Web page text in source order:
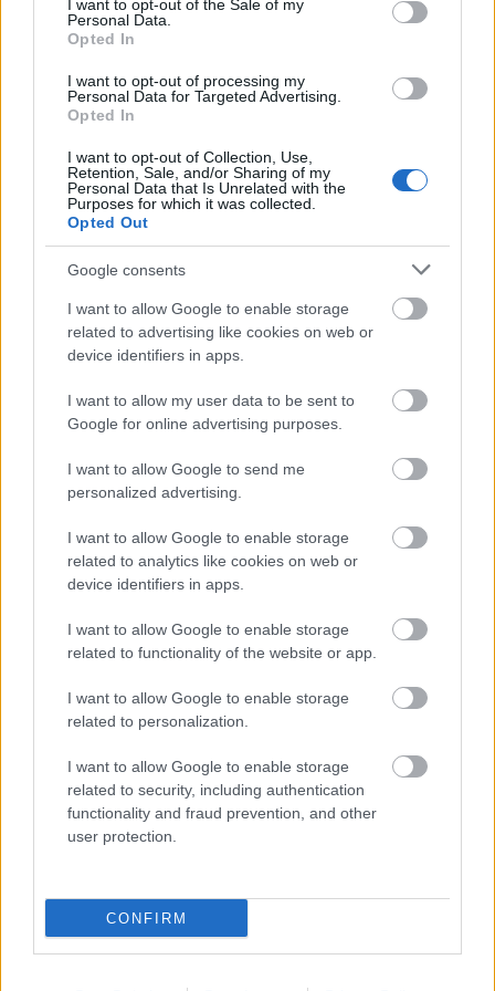
I want to opt-out of the Sale of my
Personal Data.
Opted In
I want to opt-out of processing my
Personal Data for Targeted Advertising.
Opted In
I want to opt-out of Collection, Use,
Retention, Sale, and/or Sharing of my
Personal Data that Is Unrelated with the
Purposes for which it was collected.
Opted Out
Google consents
I want to allow Google to enable storage
related to advertising like cookies on web or
device identifiers in apps.
I want to allow my user data to be sent to
Google for online advertising purposes.
I want to allow Google to send me
personalized advertising.
I want to allow Google to enable storage
related to analytics like cookies on web or
device identifiers in apps.
I want to allow Google to enable storage
related to functionality of the website or app.
I want to allow Google to enable storage
related to personalization.
I want to allow Google to enable storage
related to security, including authentication
functionality and fraud prevention, and other
user protection.
CONFIRM
az RC-driftről.
Címkék:drift rc sipos managertoys streetsta
Ajánlott bejegyzések:
Csapatós hómvideókért cserébe egy
halom BMW
BMW. Kínai. Olcsó - HIÉNA POSZT
A Moszkvics vagy a Ferrari kéne?
Instant X-szárnyú